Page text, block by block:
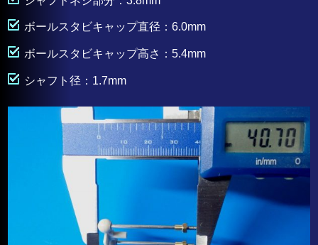
ボールスタビキャップ直径：6.0mm
ボールスタビキャップ高さ：5.4mm
シャフト径：1.7mm